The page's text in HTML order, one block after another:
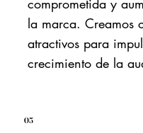
la marca. Creamos
atractivos para
crecimiento de la
05